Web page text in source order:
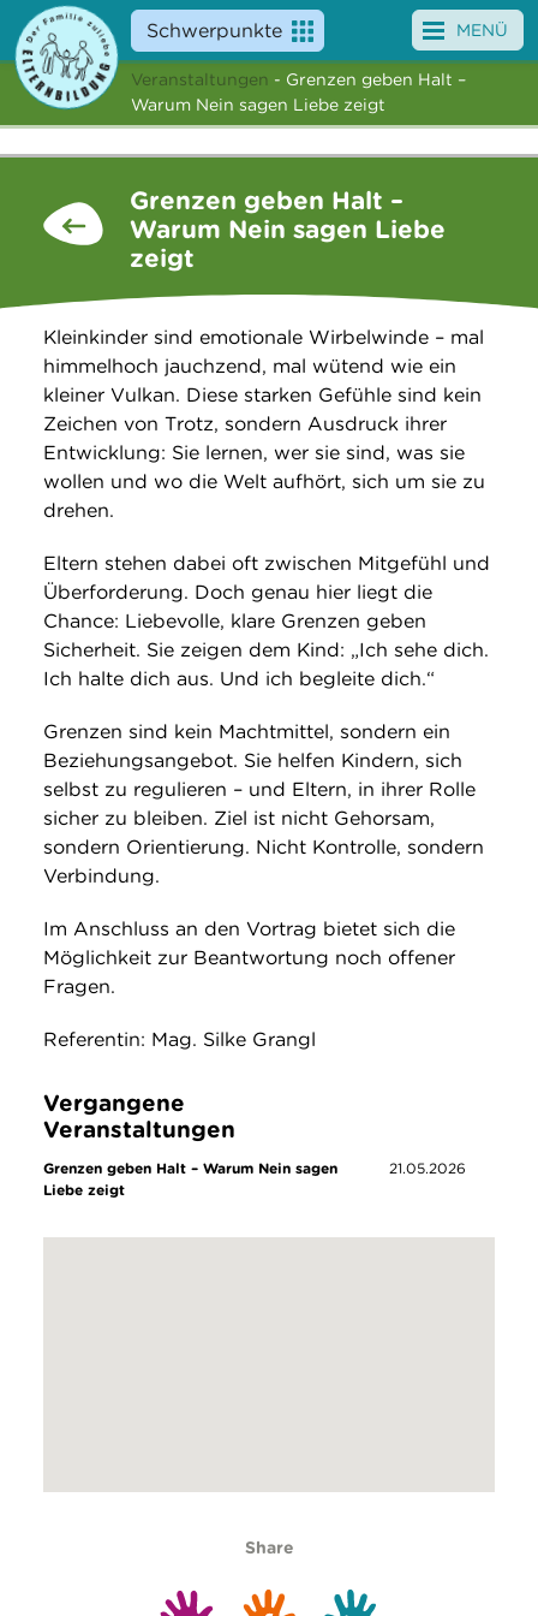
Schwerpunkte
Angebote
News
Suche
MENÜ
Veranstaltungen - Grenzen geben Halt –
Warum Nein sagen Liebe zeigt
Grenzen geben Halt –
Warum Nein sagen Liebe
zeigt
Kleinkinder sind emotionale Wirbelwinde – mal
himmelhoch jauchzend, mal wütend wie ein
kleiner Vulkan. Diese starken Gefühle sind kein
Zeichen von Trotz, sondern Ausdruck ihrer
Entwicklung: Sie lernen, wer sie sind, was sie
wollen und wo die Welt aufhört, sich um sie zu
drehen.
Eltern stehen dabei oft zwischen Mitgefühl und
Überforderung. Doch genau hier liegt die
Chance: Liebevolle, klare Grenzen geben
Sicherheit. Sie zeigen dem Kind: „Ich sehe dich.
Ich halte dich aus. Und ich begleite dich.“
Grenzen sind kein Machtmittel, sondern ein
Beziehungsangebot. Sie helfen Kindern, sich
selbst zu regulieren – und Eltern, in ihrer Rolle
sicher zu bleiben. Ziel ist nicht Gehorsam,
sondern Orientierung. Nicht Kontrolle, sondern
Verbindung.
Im Anschluss an den Vortrag bietet sich die
Möglichkeit zur Beantwortung noch offener
Fragen.
Referentin: Mag. Silke Grangl
Vergangene
Veranstaltungen
Grenzen geben Halt – Warum Nein sagen
Liebe zeigt
21.05.2026
Share